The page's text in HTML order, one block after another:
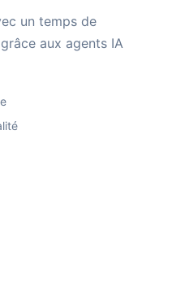
un temps de
aux agents IA